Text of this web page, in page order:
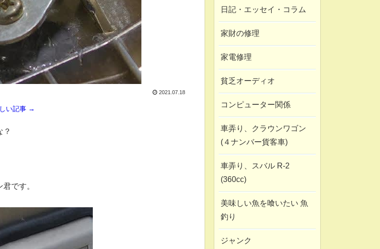
2021.07.18
い記事 →
？
です。
日記・エッセイ・コラム
家財の修理
家電修理
貧乏オーディオ
コンピューター関係
車弄り、クラウンワゴン
(４ナンバー貨客車)
車弄り、スバル R-2
(360cc)
美味しい魚を喰いたい 魚
釣り
ジャンク